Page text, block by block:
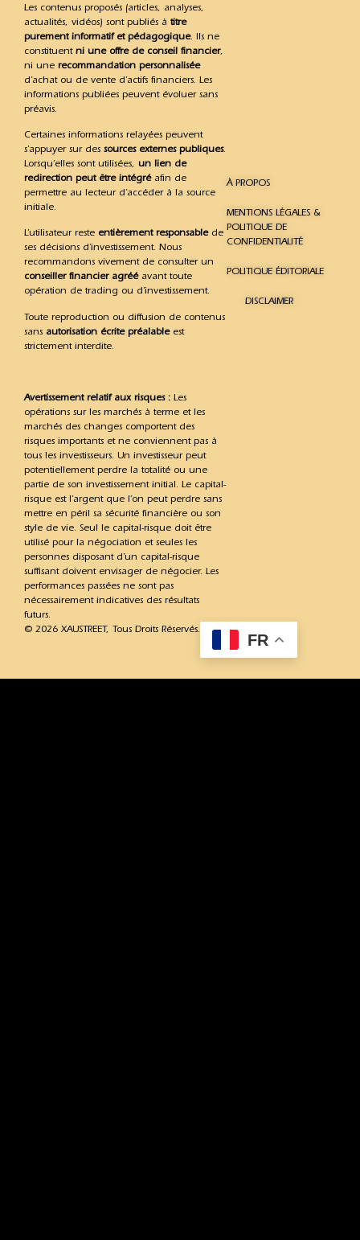
Les contenus proposés (articles, analyses,
actualités, vidéos) sont publiés à titre
purement informatif et pédagogique. Ils ne
constituent ni une offre de conseil financier,
ni une recommandation personnalisée
d’achat ou de vente d’actifs financiers. Les
informations publiées peuvent évoluer sans
préavis.
Certaines informations relayées peuvent
s’appuyer sur des sources externes publiques.
Lorsqu’elles sont utilisées, un lien de
redirection peut être intégréafin de
permettre au lecteur d’accéder à la source
initiale.
L’utilisateur reste entièrement responsablede
ses décisions d’investissement. Nous
recommandons vivement de consulter un
conseiller financier agrééavant toute
opération de trading ou d’investissement.
Toute reproduction ou diffusion de contenus
sans autorisation écrite préalableest
strictement interdite.
Avertissement relatif aux risques : Les
opérations sur les marchés à terme et les
marchés des changes comportent des
risques importants et ne conviennent pas à
tous les investisseurs. Un investisseur peut
potentiellement perdre la totalité ou une
partie de son investissement initial. Le capital-
risque est l’argent que l’on peut perdre sans
mettre en péril sa sécurité financière ou son
style de vie. Seul le capital-risque doit être
utilisé pour la négociation et seules les
personnes disposant d’un capital-risque
suffisant doivent envisager de négocier. Les
performances passées ne sont pas
nécessairement indicatives des résultats
futurs.
À PROPOS
MENTIONS LÉGALES &
POLITIQUE DE
CONFIDENTIALITÉ
POLITIQUE ÉDITORIALE
DISCLAIMER
© 2026 XAUSTREET, Tous Droits Réservés.
FR